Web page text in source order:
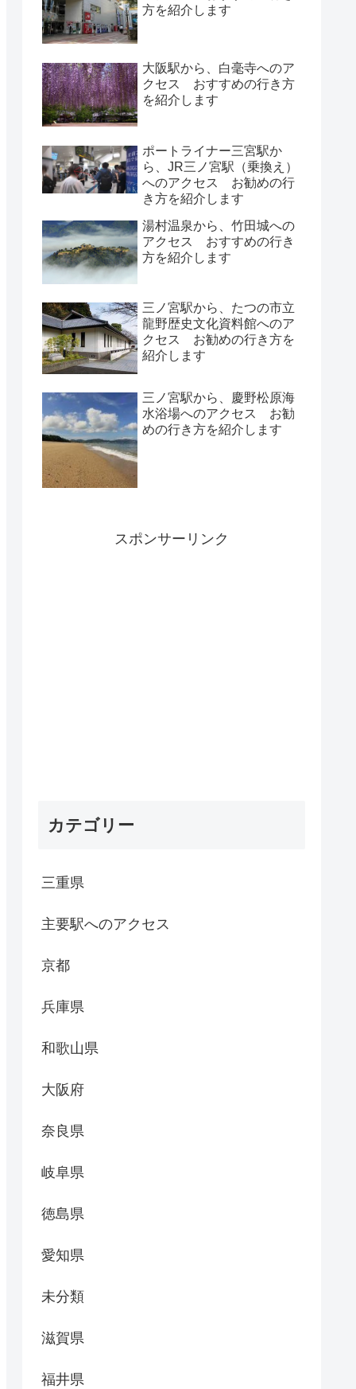
方を紹介します
大阪駅から、白毫寺へのア
クセス おすすめの行き方
を紹介します
ポートライナー三宮駅か
ら、JR三ノ宮駅（乗換え）
へのアクセス お勧めの行
き方を紹介します
湯村温泉から、竹田城への
アクセス おすすめの行き
方を紹介します
三ノ宮駅から、たつの市立
龍野歴史文化資料館へのア
クセス お勧めの行き方を
紹介します
三ノ宮駅から、慶野松原海
水浴場へのアクセス お勧
めの行き方を紹介します
スポンサーリンク
カテゴリー
三重県
主要駅へのアクセス
京都
兵庫県
和歌山県
大阪府
奈良県
岐阜県
徳島県
愛知県
未分類
滋賀県
福井県